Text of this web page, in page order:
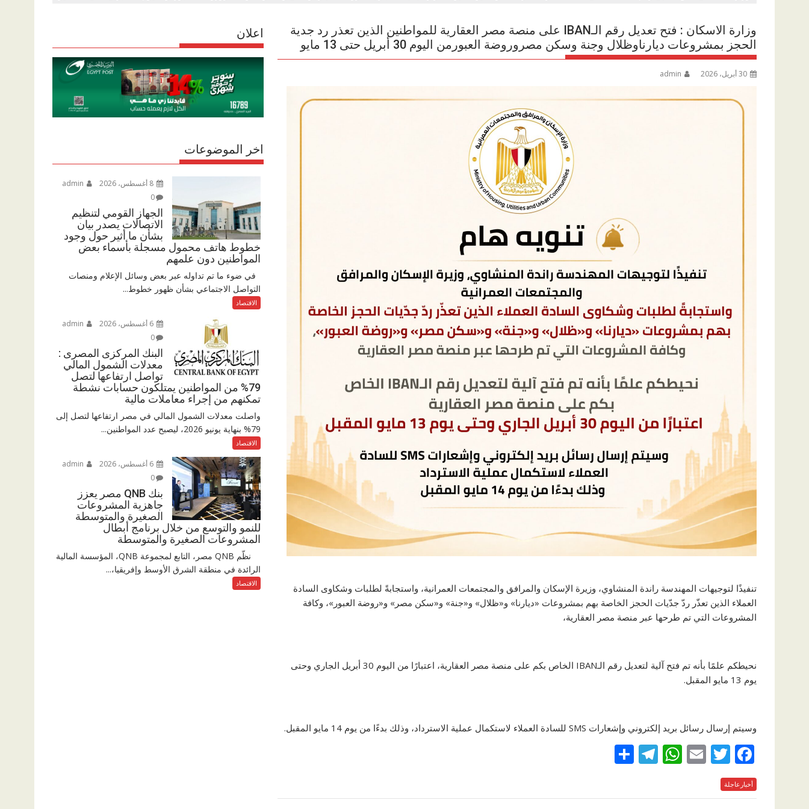
وزارة الاسكان : فتح تعديل رقم الـIBAN على منصة مصر العقارية للمواطنين الذين تعذر رد جدية
الحجز بمشروعات ديارناوظلال وجنة وسكن مصروروضة العبورمن اليوم 30 أبريل حتى 13 مايو
30 أبريل، 2026 admin
تنفيذًا لتوجيهات المهندسة راندة المنشاوي، وزيرة الإسكان والمرافق والمجتمعات العمرانية، واستجابةً لطلبات وشكاوى السادة
العملاء الذين تعذّر ردّ جدّيات الحجز الخاصة بهم بمشروعات «ديارنا» و«ظلال» و«جنة» و«سكن مصر» و«روضة العبور»، وكافة
المشروعات التي تم طرحها عبر منصة مصر العقارية،
نحيطكم علمًا بأنه تم فتح آلية لتعديل رقم الـIBAN الخاص بكم على منصة مصر العقارية، اعتبارًا من اليوم 30 أبريل الجاري وحتى
يوم 13 مايو المقبل.
وسيتم إرسال رسائل بريد إلكتروني وإشعارات SMS للسادة العملاء لاستكمال عملية الاسترداد، وذلك بدءًا من يوم 14 مايو المقبل.
F
ac
e
T
itt
E
ai
W
at
T
e
ar أخبارعاجلة
اعلان
اخر الموضوعات
0
الجهاز القومي لتنظيم
الاتصالات يصدر بيان
بشأن ما أثير حول وجود
خطوط هاتف محمول مسجلة بأسماء بعض
المواطنين دون علمهم
في ضوء ما تم تداوله عبر بعض وسائل الإعلام ومنصات
التواصل الاجتماعي بشأن ظهور خطوط...
الاقتصاد
0
البنك المركزى المصرى :
معدلات الشمول المالي
تواصل ارتفاعها لتصل
79% من المواطنين يمتلكون حسابات نشطة
تمكنهم من إجراء معاملات مالية
واصلت معدلات الشمول المالي في مصر ارتفاعها لتصل إلى
79% بنهاية يونيو 2026، ليصبح عدد المواطنين...
الاقتصاد
0
بنك QNB مصر يعزز
جاهزية المشروعات
الصغيرة والمتوسطة
للنمو والتوسع من خلال برنامج أبطال
المشروعات الصغيرة والمتوسطة
نظّم QNB مصر، التابع لمجموعة QNB، المؤسسة المالية
الرائدة في منطقة الشرق الأوسط وإفريقيا،...
الاقتصاد